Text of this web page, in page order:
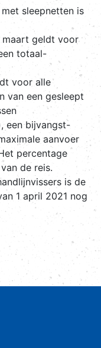
sleepnetten is
maart geldt voor
totaal-
voor alle
van een gesleept
een bijvangst-
aanvoer
percentage
de reis.
is de
1 april 2021 nog